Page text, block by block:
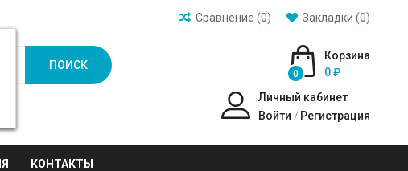
Закладки (0)
Сравнение (0)
ПОИСК
Корзина
0
0 ₽
Личный кабинет
Войти / Регистрация
КОНТАКТЫ